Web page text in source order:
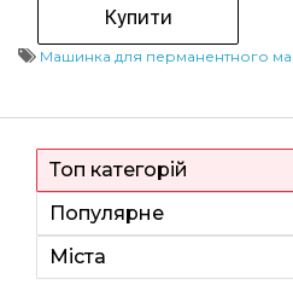
Купити
Машинка для перманентного
Топ категорій
Популярне
Міста